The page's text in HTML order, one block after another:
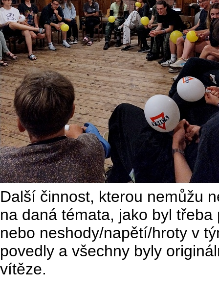
Další činnost, kterou nemůžu
na daná témata, jako byl
nebo neshody/napětí/hroty v
povedly a všechny byly
vítěze.